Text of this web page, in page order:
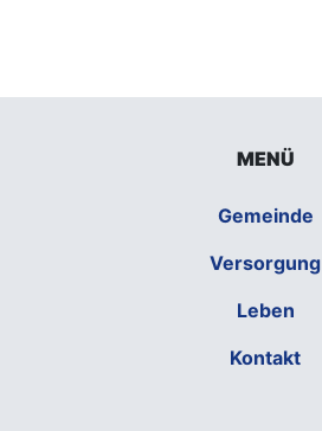
MENÜ
Gemeinde
Versorgung
Leben
Kontakt